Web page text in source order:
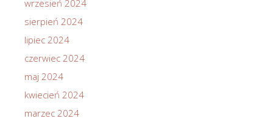
wrzesień 2024
sierpień 2024
lipiec 2024
czerwiec 2024
maj 2024
kwiecień 2024
marzec 2024